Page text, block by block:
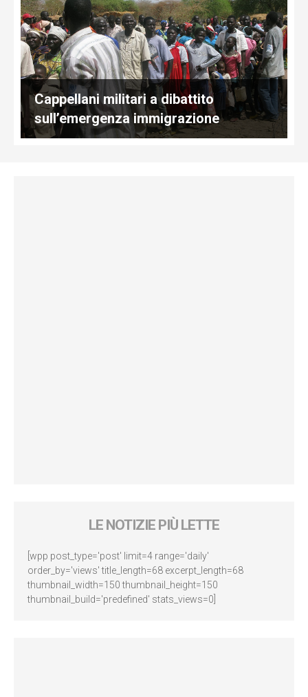
Cappellani militari a dibattito
sull’emergenza immigrazione
LE NOTIZIE PIÙ LETTE
[wpp post_type='post' limit=4 range='daily'
order_by='views' title_length=68 excerpt_length=68
thumbnail_width=150 thumbnail_height=150
thumbnail_build='predefined' stats_views=0]